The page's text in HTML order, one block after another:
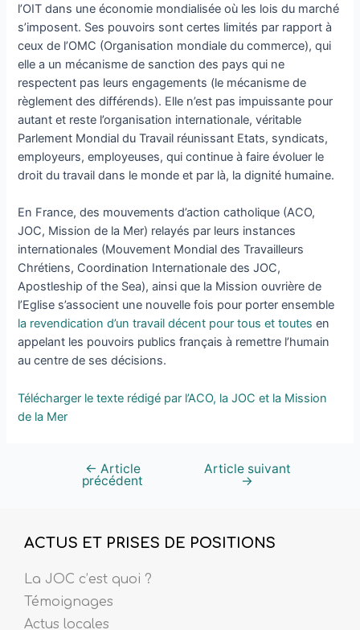
l’OIT dans une économie mondialisée où les lois du marché
s’imposent. Ses pouvoirs sont certes limités par rapport à
ceux de l’OMC (Organisation mondiale du commerce), qui
elle a un mécanisme de sanction des pays qui ne
respectent pas leurs engagements (le mécanisme de
règlement des différends). Elle n’est pas impuissante pour
autant et reste l’organisation internationale, véritable
Parlement Mondial du Travail réunissant Etats, syndicats,
employeurs, employeuses, qui continue à faire évoluer le
droit du travail dans le monde et par là, la dignité humaine.
En France, des mouvements d’action catholique (ACO,
JOC, Mission de la Mer) relayés par leurs instances
internationales (Mouvement Mondial des Travailleurs
Chrétiens, Coordination Internationale des JOC,
Apostleship of the Sea), ainsi que la Mission ouvrière de
l’Eglise s’associent une nouvelle fois pour porter ensemble
la revendication d’un travail décent pour tous et toutes en
appelant les pouvoirs publics français à remettre l’humain
au centre de ses décisions.
Télécharger le texte rédigé par l’ACO, la JOC et la Mission
de la Mer
← Article
précédent
Article suivant
→
ACTUS ET PRISES DE POSITIONS
La JOC c’est quoi ?
Témoignages
Actus locales